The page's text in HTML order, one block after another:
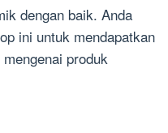
dengan baik. Anda
ini untuk mendapatkan
produk